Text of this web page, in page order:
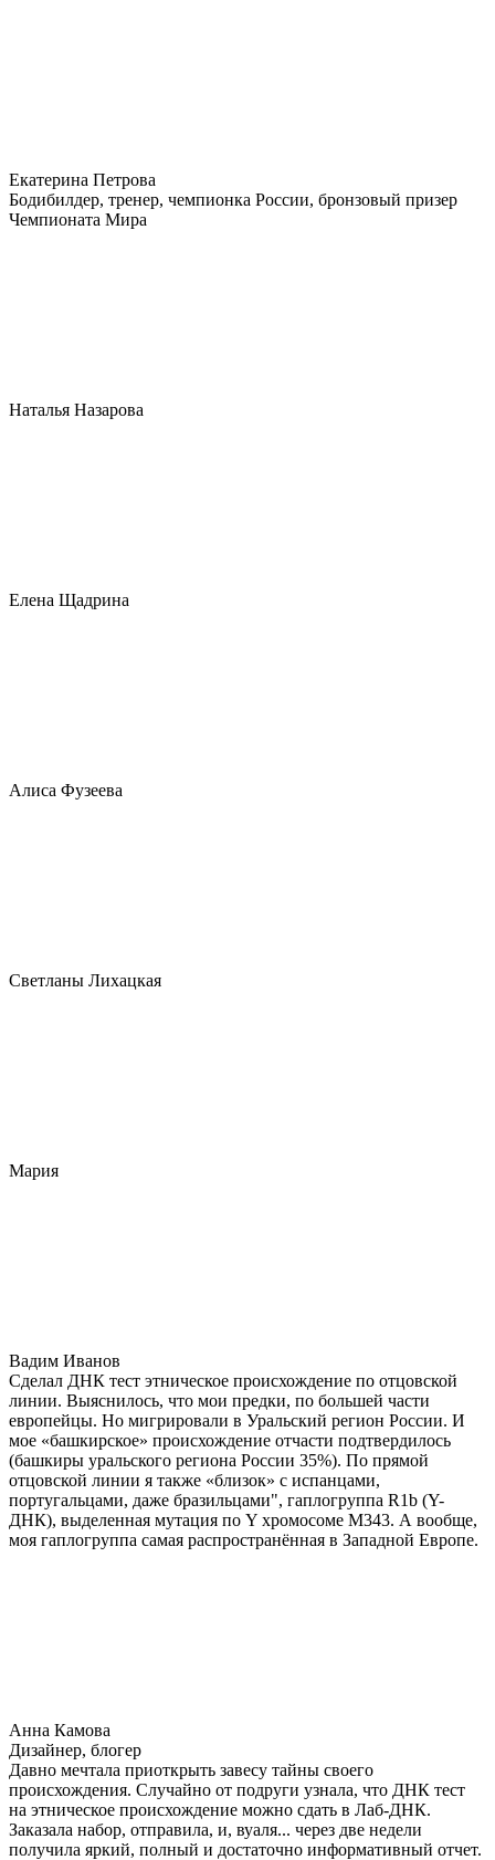
Екатерина Петрова
Бодибилдер, тренер, чемпионка России, бронзовый призер
Чемпионата Мира
Наталья Назарова
Елена Щадрина
Алиса Фузеева
Светланы Лихацкая
Мария
Вадим Иванов
Сделал ДНК тест этническое происхождение по отцовской
линии. Выяснилось, что мои предки, по большей части
европейцы. Но мигрировали в Уральский регион России. И
мое «башкирское» происхождение отчасти подтвердилось
(башкиры уральского региона России 35%). По прямой
отцовской линии я также «близок» с испанцами,
португальцами, даже бразильцами", гаплогруппа R1b (Y-
ДНК), выделенная мутация по Y хромосоме М343. А вообще,
моя гаплогруппа самая распространённая в Западной Европе.
Анна Камова
Дизайнер, блогер
Давно мечтала приоткрыть завесу тайны своего
происхождения. Случайно от подруги узнала, что ДНК тест
на этническое происхождение можно сдать в Лаб-ДНК.
Заказала набор, отправила, и, вуаля... через две недели
получила яркий, полный и достаточно информативный отчет.